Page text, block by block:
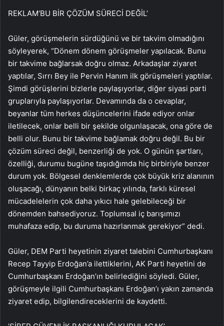
REKLAM‘BU BİR ÇÖZÜM SÜRECİ DEĞİL’
Güler, görüşmelerin sürdüğünü ve bir takvim olmadığını
söyleyerek, “Dönem dönem görüşmeler yapılacak. Bunu
bir takvime bağlarsak doğru olmaz. Arkadaşlar ziyaret
yaptılar, Sırrı Bey ile Pervin Hanım ilk görüşmeleri yaptılar.
Şimdi görüşlerini bizlerle paylaşıyorlar, diğer siyasi parti
gruplarıyla paylaşıyorlar. Devamında da o cevaplar,
beyanlar tüm herkes düşüncelerini ifade ediyor onlar
iletilecek, onlar belli bir şekilde olgunlaşacak, ona göre de
belli olur. Bunu bir takvime bağlamak doğru değil. Bu bir
çözüm süreci değil, benzerliği de yok. O günün şartları,
özelliği, durumu bugüne taşıdığımda hiç birbiriyle benzer
durum yok. Bölgesel denklemlerde çok büyük kriz alanının
oluşacağı, dünyanın belki birkaç yılında, farklı küresel
mücadelelerin çok daha yıkıcı hale gelebileceği bir
dönemden bahsediyoruz. Toplumsal iç barışımızı
muhafaza edip, bu duruma hazırlanmak gerekiyor” dedi.
Güler, DEM Parti heyetinin ziyaret talebini Cumhurbaşkanı
Recep Tayyip Erdoğan’a ilettiklerini, AK Parti heyetini de
Cumhurbaşkanı Erdoğan’ın belirlediğini söyledi. Güler,
görüşmeyle ilgili Cumhurbaşkanı Erdoğan’ı yakın zamanda
ziyaret edip, bilgilendireceklerini de kaydetti.